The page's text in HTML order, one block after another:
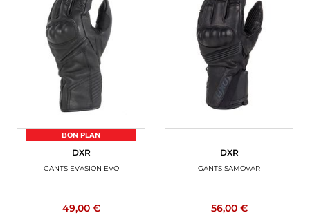
BON PLAN
DXR
GANTS EVASION EVO
49,00 €
DXR
GANTS SAMOVAR
56,00 €